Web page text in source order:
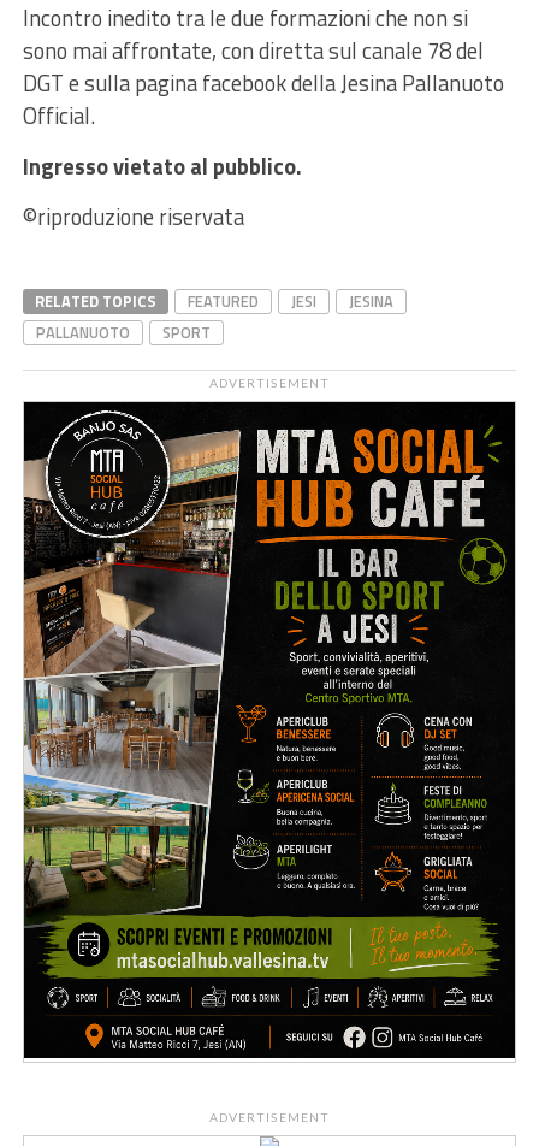
Incontro inedito tra le due formazioni che non si
sono mai affrontate, con diretta sul canale 78 del
DGT e sulla pagina facebook della Jesina Pallanuoto
Official.
Ingresso vietato al pubblico.
©riproduzione riservata
RELATED TOPICS FEATURED JESI
JESINA
PALLANUOTO
SPORT
ADVERTISEMENT
ADVERTISEMENT